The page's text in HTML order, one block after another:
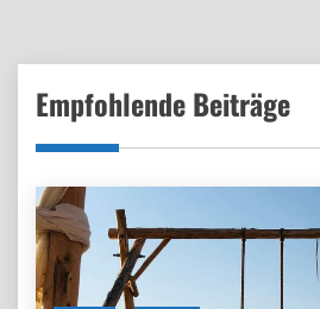
Empfohlende Beiträge